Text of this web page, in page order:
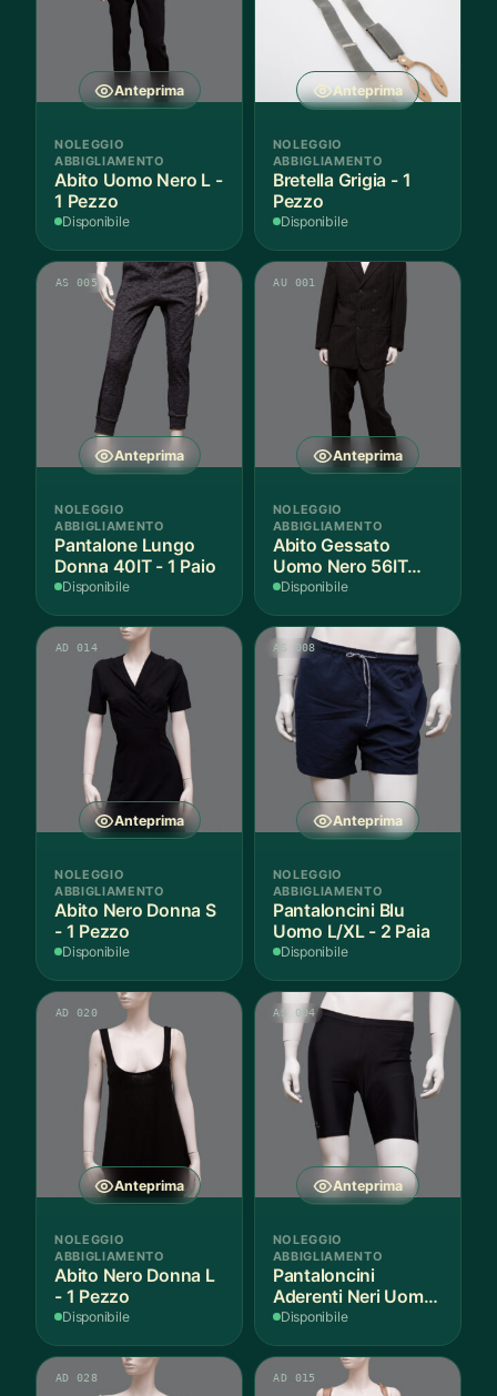
Anteprima
NOLEGGIO
ABBIGLIAMENTO
Abito Uomo Nero L -
1 Pezzo
Disponibile
Anteprima
NOLEGGIO
ABBIGLIAMENTO
Bretella Grigia - 1
Pezzo
Disponibile
Anteprima
AS 005
NOLEGGIO
ABBIGLIAMENTO
Pantalone Lungo
Donna 40IT - 1 Paio
Disponibile
Anteprima
AU 001
NOLEGGIO
ABBIGLIAMENTO
Abito Gessato
Uomo Nero 56IT
Lana - 1 Pezzo
Disponibile
Anteprima
AD 014
NOLEGGIO
ABBIGLIAMENTO
Abito Nero Donna S
- 1 Pezzo
Disponibile
Anteprima
AS 008
NOLEGGIO
ABBIGLIAMENTO
Pantaloncini Blu
Uomo L/XL - 2 Paia
Disponibile
Anteprima
AD 020
NOLEGGIO
ABBIGLIAMENTO
Abito Nero Donna L
- 1 Pezzo
Disponibile
Anteprima
AS 004
NOLEGGIO
ABBIGLIAMENTO
Pantaloncini
Aderenti Neri Uomo
S - 2 Paia
Disponibile
AD 028 AD 015